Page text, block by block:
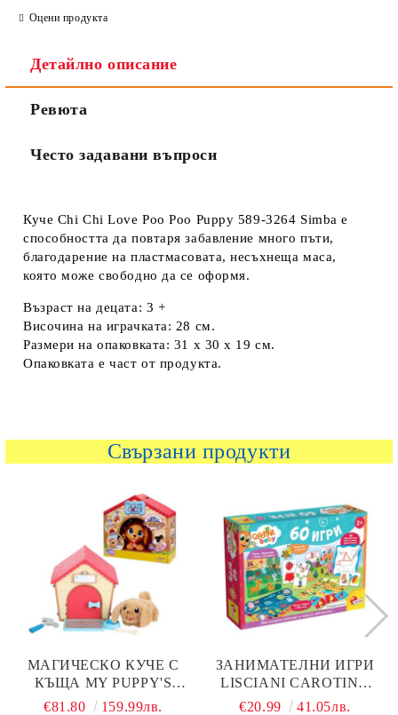
Оцени продукта
Детайлно описание
Ревюта
Често задавани въпроси
Куче Chi Chi Love Poo Poo Puppy 589-3264 Simba е
способността да повтаря забавление много пъти,
благодарение на пластмасовата, несъхнеща маса,
която може свободно да се оформя.
Възраст на децата: 3 +
Височина на играчката: 28 см.
Размери на опаковката: 31 х 30 х 19 см.
Опаковката е част от продукта.
Свързани продукти
МАГИЧЕСКО КУЧЕ С
КЪЩА MY PUPPY'S
HOME LITTLE LIVE
€81.80 159.99лв.
ЗАНИМАТЕЛНИ ИГРИ
LISCIANI CAROTINA
БЕЙБИ 60 ИГРИ
€20.99 41.05лв.